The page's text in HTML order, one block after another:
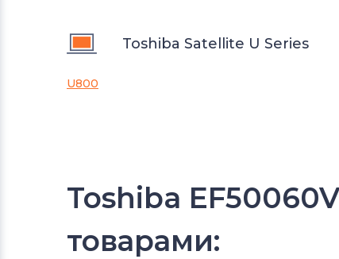
Toshiba Satellite U Series
U800
Toshiba
товарами: